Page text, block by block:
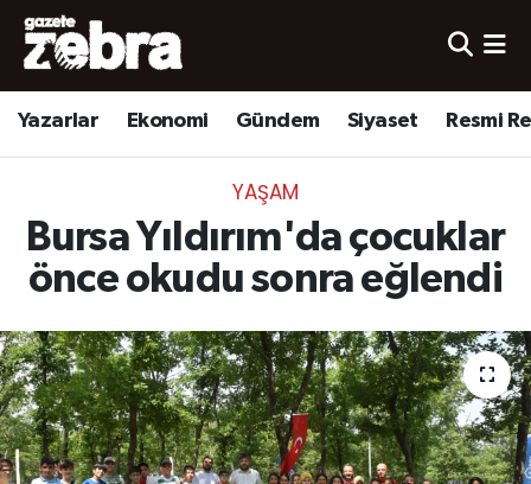
Yazarlar Ekonomi Gündem Siyaset Resmi
YAŞAM
Bursa Yıldırım'da çocuklar
önce okudu sonra eğlendi
Yazarlar
Ekonomi
Yerel
Spor
Nöbetçi Eczaneler
Hava Durumu
Süper Lig Puan Durumu ve Fikstür
Tüm Manşetler
Son Dakika Haberleri
Haber Arşivi